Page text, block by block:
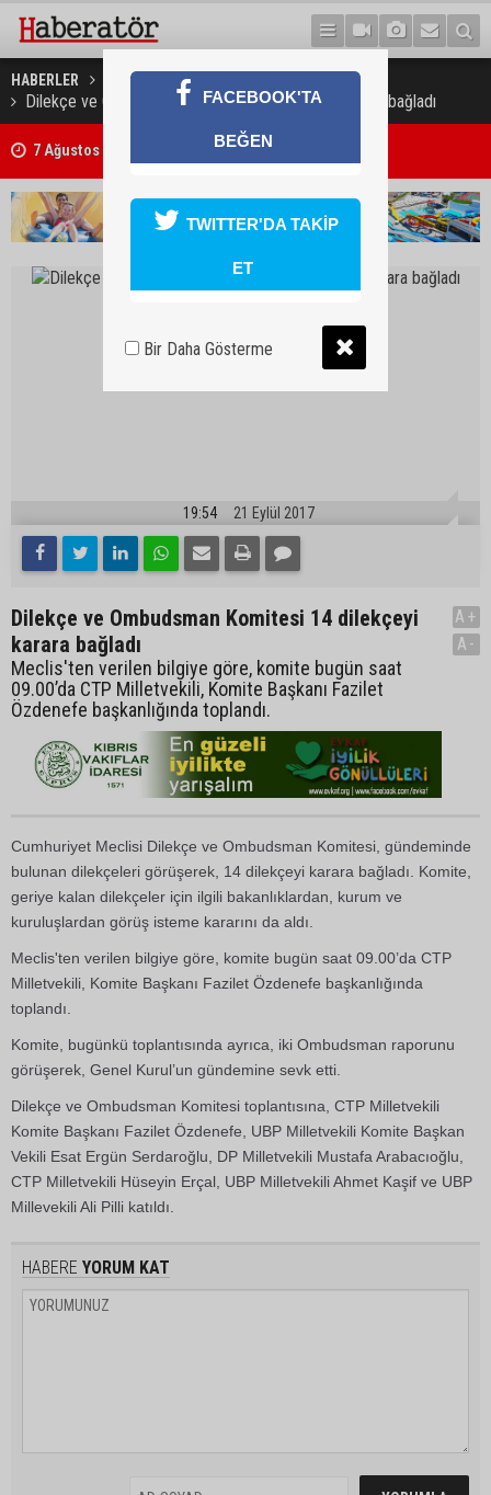
HABERLER GÜNDEM
Dilekçe ve Ombudsman Komitesi 14 dilekçeyi karara bağladı
7 Ağustos 2026 Döviz Kurları
19:54 21 Eylül 2017
Dilekçe ve Ombudsman Komitesi 14 dilekçeyi
karara bağladı
Meclis'ten verilen bilgiye göre, komite bugün saat
09.00’da CTP Milletvekili, Komite Başkanı Fazilet
Özdenefe başkanlığında toplandı.
A+
A-
Cumhuriyet Meclisi Dilekçe ve Ombudsman Komitesi, gündeminde
bulunan dilekçeleri görüşerek, 14 dilekçeyi karara bağladı. Komite,
geriye kalan dilekçeler için ilgili bakanlıklardan, kurum ve
kuruluşlardan görüş isteme kararını da aldı.
Meclis'ten verilen bilgiye göre, komite bugün saat 09.00’da CTP
Milletvekili, Komite Başkanı Fazilet Özdenefe başkanlığında
toplandı.
Komite, bugünkü toplantısında ayrıca, iki Ombudsman raporunu
görüşerek, Genel Kurul’un gündemine sevk etti.
Dilekçe ve Ombudsman Komitesi toplantısına, CTP Milletvekili
Komite Başkanı Fazilet Özdenefe, UBP Milletvekili Komite Başkan
Vekili Esat Ergün Serdaroğlu, DP Milletvekili Mustafa Arabacıoğlu,
CTP Milletvekili Hüseyin Erçal, UBP Milletvekili Ahmet Kaşif ve UBP
Millevekili Ali Pilli katıldı.
HABERE YORUM KAT
FACEBOOK'TA
BEĞEN
TWITTER'DA TAKİP
ET
Bir Daha Gösterme